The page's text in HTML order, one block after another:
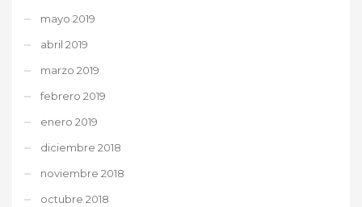
mayo 2019
abril 2019
marzo 2019
febrero 2019
enero 2019
diciembre 2018
noviembre 2018
octubre 2018